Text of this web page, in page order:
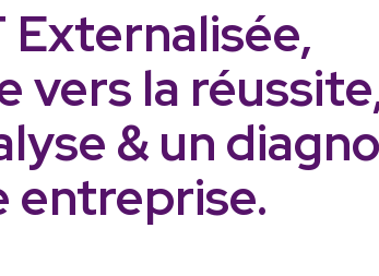
Externalisée,
vers la
& un
entreprise.